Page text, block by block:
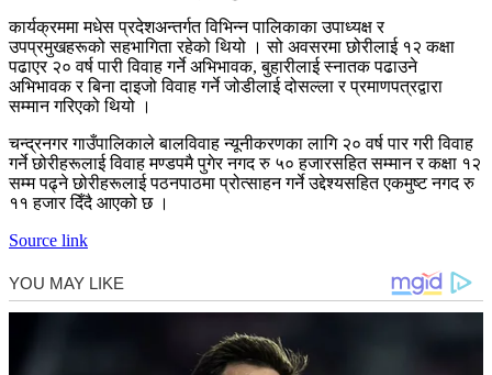
कार्यक्रममा मधेस प्रदेशअन्तर्गत विभिन्न पालिकाका उपाध्यक्ष र
उपप्रमुखहरूको सहभागिता रहेको थियो । सो अवसरमा छोरीलाई १२ कक्षा
पढाएर २० वर्ष पारी विवाह गर्ने अभिभावक, बुहारीलाई स्नातक पढाउने
अभिभावक र बिना दाइजो विवाह गर्ने जोडीलाई दोसल्ला र प्रमाणपत्रद्वारा
सम्मान गरिएको थियो ।
चन्द्रनगर गाउँपालिकाले बालविवाह न्यूनीकरणका लागि २० वर्ष पार गरी विवाह
गर्ने छोरीहरूलाई विवाह मण्डपमै पुगेर नगद रु ५० हजारसहित सम्मान र कक्षा १२
सम्म पढ्ने छोरीहरूलाई पठनपाठमा प्रोत्साहन गर्ने उद्देश्यसहित एकमुष्ट नगद रु
११ हजार दिँदै आएको छ ।
Source link